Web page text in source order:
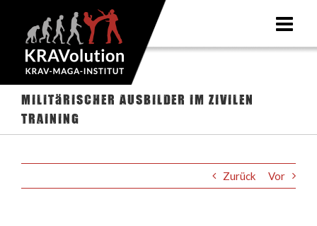
springen
Militärischer Ausbilder im zivilen
Training
Zurück Vor